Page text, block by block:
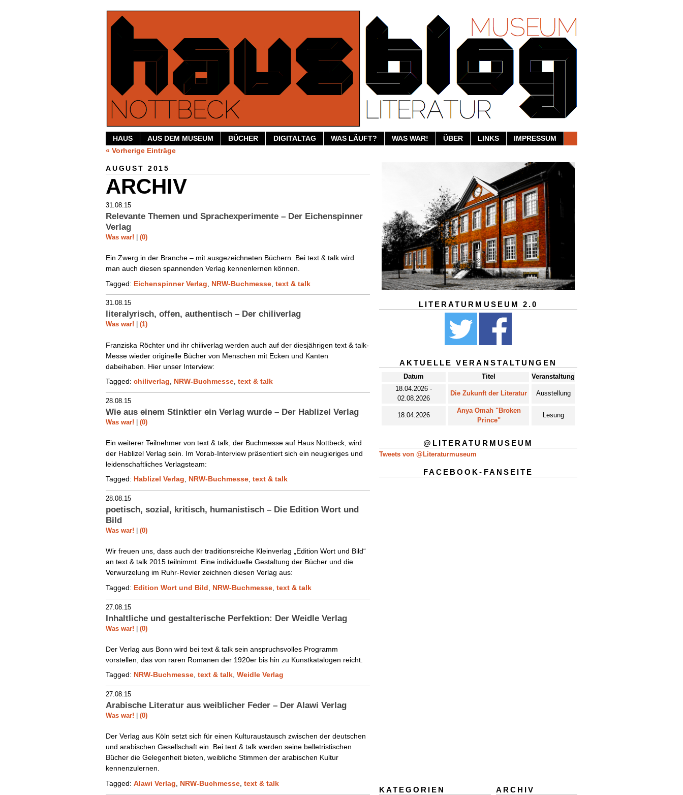
HAUS AUS DEM MUSEUM BÜCHER DIGITALTAG WAS LÄUFT? WAS WAR! ÜBER LINKS
IMPRESSUM
« Vorherige Einträge
AUGUST 2015
ARCHIV
31.08.15
Relevante Themen und Sprachexperimente – Der Eichenspinner
Verlag
Was war! (0)
Ein Zwerg in der Branche – mit ausgezeichneten Büchern. Bei text & talk wird
man auch diesen spannenden Verlag kennenlernen können.
Tagged: Eichenspinner Verlag NRW-Buchmesse text & talk
31.08.15
literalyrisch, offen, authentisch – Der chiliverlag
Was war! (1)
Franziska Röchter und ihr chiliverlag werden auch auf der diesjährigen text & talk-
Messe wieder originelle Bücher von Menschen mit Ecken und Kanten
dabeihaben. Hier unser Interview:
Tagged: chiliverlag NRW-Buchmesse text & talk
28.08.15
Wie aus einem Stinktier ein Verlag wurde – Der Hablizel Verlag
Was war! (0)
Ein weiterer Teilnehmer von text & talk, der Buchmesse auf Haus Nottbeck, wird
der Hablizel Verlag sein. Im Vorab-Interview präsentiert sich ein neugieriges und
leidenschaftliches Verlagsteam:
Tagged: Hablizel Verlag, NRW-Buchmesse, text & talk
28.08.15
poetisch, sozial, kritisch, humanistisch – Die Edition Wort und
Bild
Was war! (0)
Wir freuen uns, dass auch der traditionsreiche Kleinverlag „Edition Wort und Bild“
an text & talk 2015 teilnimmt. Eine individuelle Gestaltung der Bücher und die
Verwurzelung im Ruhr-Revier zeichnen diesen Verlag aus:
Tagged: Edition Wort und Bild NRW-Buchmesse text & talk
27.08.15
Inhaltliche und gestalterische Perfektion: Der Weidle Verlag
Was war! (0)
Der Verlag aus Bonn wird bei text & talk sein anspruchsvolles Programm
vorstellen, das von raren Romanen der 1920er bis hin zu Kunstkatalogen reicht.
Tagged: NRW-Buchmesse, text & talk, Weidle Verlag
27.08.15
Arabische Literatur aus weiblicher Feder – Der Alawi Verlag
Was war! (0)
Der Verlag aus Köln setzt sich für einen Kulturaustausch zwischen der deutschen
und arabischen Gesellschaft ein. Bei text & talk werden seine belletristischen
Bücher die Gelegenheit bieten, weibliche Stimmen der arabischen Kultur
kennenzulernen.
Tagged: Alawi Verlag NRW-Buchmesse text & talk
LITERATURMUSEUM 2.0
AKTUELLE VERANSTALTUNGEN
Datum Titel
Veranstaltung
18.04.2026 -
02.08.2026
Die Zukunft der Literatur Ausstellung
18.04.2026
Anya Omah "Broken
Prince"
Lesung
@LITERATURMUSEUM
Tweets von @Literaturmuseum
FACEBOOK-FANSEITE
ARCHIV
KATEGORIEN